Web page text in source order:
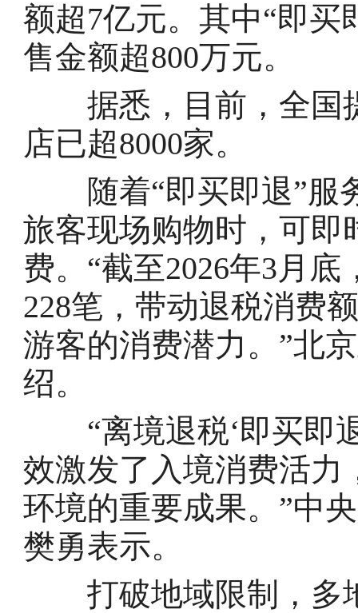
额超7亿元。其中“即买
售金额超800万元。
据悉，目前，全国
店已超8000家。
随着“即买即退”服
旅客现场购物时，可即
费。“截至2026年3月
228笔，带动退税消费
游客的消费潜力。”北
绍。
“离境退税‘即买即
效激发了入境消费活力
环境的重要成果。”中
樊勇表示。
打破地域限制，多